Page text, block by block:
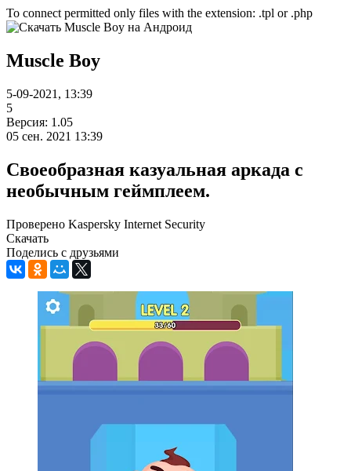
To connect permitted only files with the extension: .tpl or .php
Muscle Boy
5-09-2021, 13:39
5
Версия: 1.05
05 сен. 2021 13:39
Своеобразная казуальная аркада с
необычным геймплеем.
Проверено Kaspersky Internet Security
Скачать
Поделись с друзьями